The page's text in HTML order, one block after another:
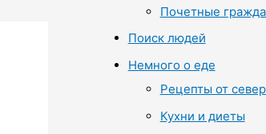
Почетные
Поиск людей
Немного о еде
Рецепты от
Кухни и диеты